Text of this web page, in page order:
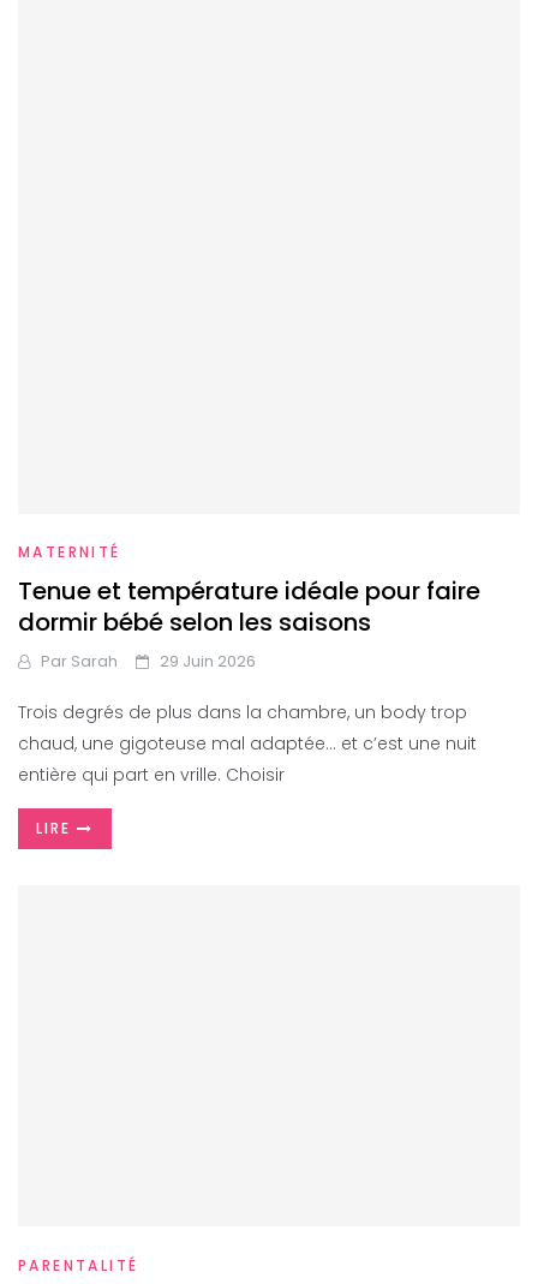
MATERNITÉ
Tenue et température idéale pour faire
dormir bébé selon les saisons
Par Sarah 29 Juin 2026
Trois degrés de plus dans la chambre, un body trop
chaud, une gigoteuse mal adaptée… et c’est une nuit
entière qui part en vrille. Choisir
LIRE
PARENTALITÉ